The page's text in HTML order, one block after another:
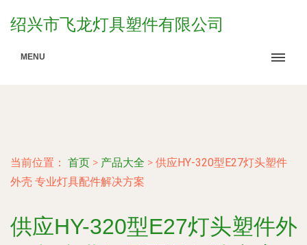
绍兴市飞龙灯具塑件有限公司
MENU
当前位置： 首页 > 产品大全 > 供应HY-320型E27灯头塑件
外壳 专业灯具配件解决方案
供应HY-320型E27灯头塑件外